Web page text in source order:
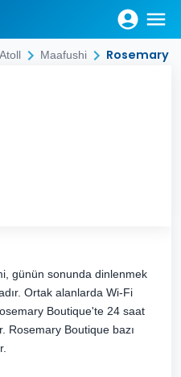
Maafushi Rosemary
günün sonunda dinlenmek
Ortak alanlarda Wi-Fi
Boutique'te 24 saat
Rosemary Boutique bazı